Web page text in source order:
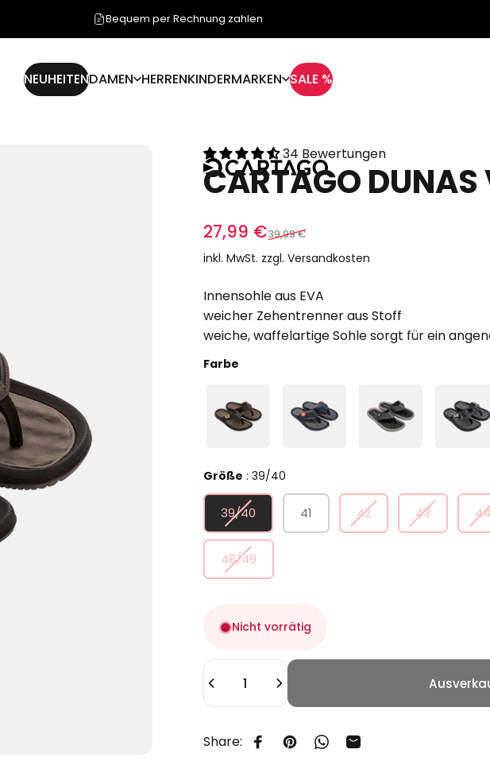
Bequem per Rechnung zahlen
NEUHEITENDAMEN HERRENKINDERMARKEN SALE %
34 Bewertungen
CARTAGODUNAS
Verkaufspreis
27,99 €
Normaler Preis
39,99 €
inkl. MwSt. zzgl. Versandkosten
Innensohle aus EVA
weicher Zehentrenner aus Stoff
weiche, waffelartige Sohle sorgt für ein
FarbeFarbe
Größe : 39/40Größe
39/40 41 42 43 44
48/49
Nicht vorrätig
Anzahl
Share: Auf Facebook teilen
Auf Pinterest pinnen
Auf WhatsApp teilen
Per E-Mail teilen